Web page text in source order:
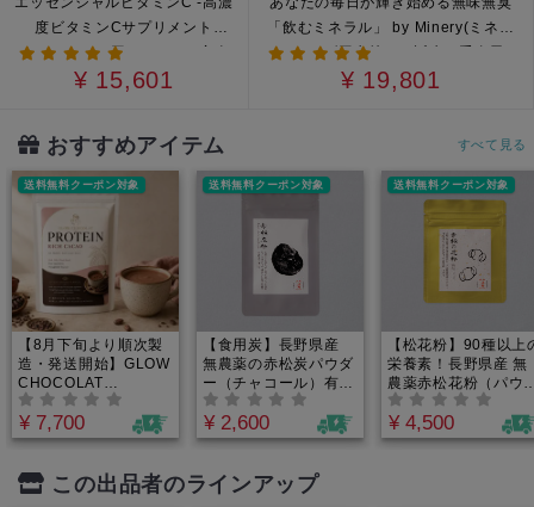
度ビタミンCサプリメント
30000mg｜1回1000mg、完全
オーガニック×非加熱のビタミン
¥ 15,601
「飲むミネラル」 by Minery(ミネリ
ー）カナダ原生林から誕生！重金属・
農薬テスト済｜たっぷり2.5-3.5ヶ月
¥ 19,801
おすすめアイテム すべて見る
送料無料クーポン対象
【8月下旬より順次製
造・発送開始】GLOW
CHOCOLAT
PROTEIN（グロウシ
ョコラプロテイン）by
IN YOU｜完全無添
用・植物性オーガニッ
ク素材だけで作ったソ
¥ 7,700
送料無料クーポン対象
【食用炭】長野県産
無農薬の赤松炭パウダ
ー（チャコール）有害
物質の吸着に。解毒の
知恵。添加物や重金属
が気になる方の「飲
¥ 2,600
送料無料クーポン対象
【松花粉】90種以上
栄養素！長野県産 無
農薬赤松花粉（パウ
ー）｜アミノ酸スコ
100の「食べる美容
液」。必須アミノ酸
¥ 4,500
この出品者のラインアップ